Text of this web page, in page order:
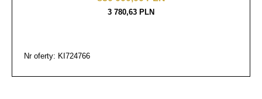
3 780,63 PLN
Nr oferty: KI724766